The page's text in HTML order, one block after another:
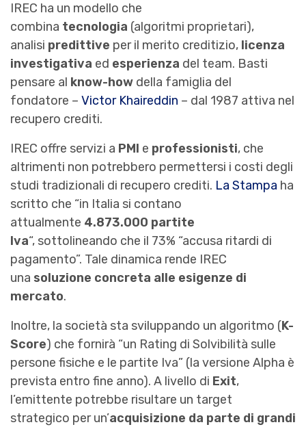
IREC ha un modello che
combina tecnologia (algoritmi proprietari),
analisi predittive per il merito creditizio, licenza
investigativa ed esperienza del team. Basti
pensare al know-how della famiglia del
fondatore – Victor Khaireddin – dal 1987 attiva nel
recupero crediti.
IREC offre servizi a PMI e professionisti, che
altrimenti non potrebbero permettersi i costi degli
studi tradizionali di recupero crediti. La Stampa ha
scritto che “in Italia si contano
attualmente 4.873.000 partite
Iva“, sottolineando che il 73% “accusa ritardi di
pagamento”. Tale dinamica rende IREC
una soluzione concreta alle esigenze di
mercato.
Inoltre, la società sta sviluppando un algoritmo (K-
Score) che fornirà “un Rating di Solvibilità sulle
persone fisiche e le partite Iva” (la versione Alpha è
prevista entro fine anno). A livello di Exit,
l’emittente potrebbe risultare un target
strategico per un’acquisizione da parte di grandi